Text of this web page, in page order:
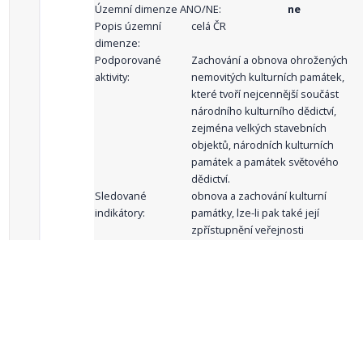
Územní dimenze ANO/NE:
ne
Popis územní
dimenze:
celá ČR
Podporované
aktivity:
Zachování a obnova ohrožených
nemovitých kulturních památek,
které tvoří nejcennější součást
národního kulturního dědictví,
zejména velkých stavebních
objektů, národních kulturních
památek a památek světového
dědictví.
Sledované
indikátory:
obnova a zachování kulturní
památky, lze-li pak také její
zpřístupnění veřejnosti